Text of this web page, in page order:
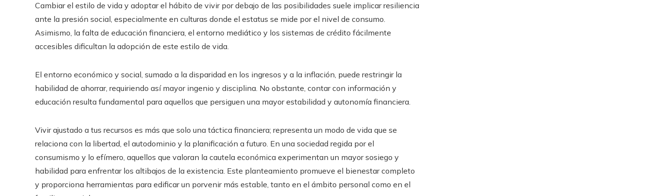
Cambiar el estilo de vida y adoptar el hábito de vivir por debajo de las posibilidades suele implicar resiliencia
ante la presión social, especialmente en culturas donde el estatus se mide por el nivel de consumo.
Asimismo, la falta de educación financiera, el entorno mediático y los sistemas de crédito fácilmente
accesibles dificultan la adopción de este estilo de vida.
El entorno económico y social, sumado a la disparidad en los ingresos y a la inflación, puede restringir la
habilidad de ahorrar, requiriendo así mayor ingenio y disciplina. No obstante, contar con información y
educación resulta fundamental para aquellos que persiguen una mayor estabilidad y autonomía financiera.
Vivir ajustado a tus recursos es más que solo una táctica financiera; representa un modo de vida que se
relaciona con la libertad, el autodominio y la planificación a futuro. En una sociedad regida por el
consumismo y lo efímero, aquellos que valoran la cautela económica experimentan un mayor sosiego y
habilidad para enfrentar los altibajos de la existencia. Este planteamiento promueve el bienestar completo
y proporciona herramientas para edificar un porvenir más estable, tanto en el ámbito personal como en el